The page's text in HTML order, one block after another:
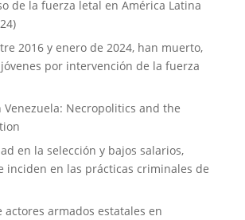
de la fuerza letal en América Latina
2016 y enero de 2024, han muerto,
por intervención de la fuerza
Venezuela: Necropolitics and the
en la selección y bajos salarios,
inciden en las prácticas criminales de
armados estatales en